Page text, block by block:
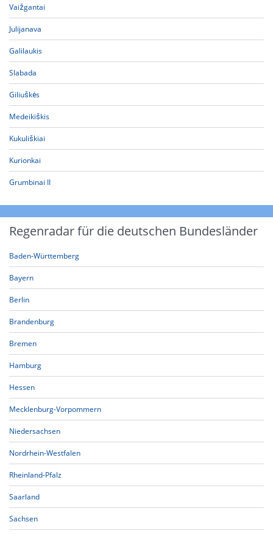
Vaižgantai
Julijanava
Galilaukis
Slabada
Giliuškės
Medeikiškis
Kukuliškiai
Kurionkai
Grumbinai II
Regenradar für die deutschen Bundesländer
Baden-Württemberg
Bayern
Berlin
Brandenburg
Bremen
Hamburg
Hessen
Mecklenburg-Vorpommern
Niedersachsen
Nordrhein-Westfalen
Rheinland-Pfalz
Saarland
Sachsen